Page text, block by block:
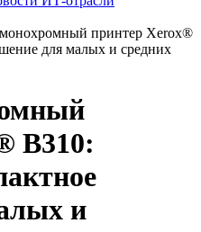
принтер Xerox®
для малых и средних
B310:
и